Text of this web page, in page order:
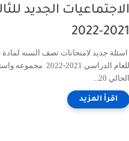
الاجتماعيات الجديد
2021-2022
اسئلة جديد لامتحانات تصف السنه
للعام الدراسي
الحالي 20...